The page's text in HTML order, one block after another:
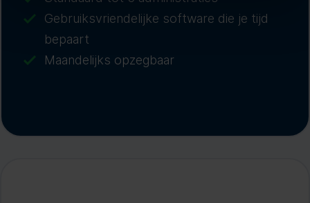
Gebruiksvriendelijke software die je tijd
bepaart
Maandelijks opzegbaar